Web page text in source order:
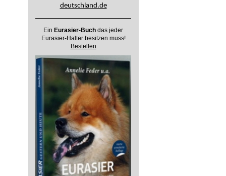
deutschland.de
Ein Eurasier-Buch das jeder
Eurasier-Halter besitzen muss!
Bestellen